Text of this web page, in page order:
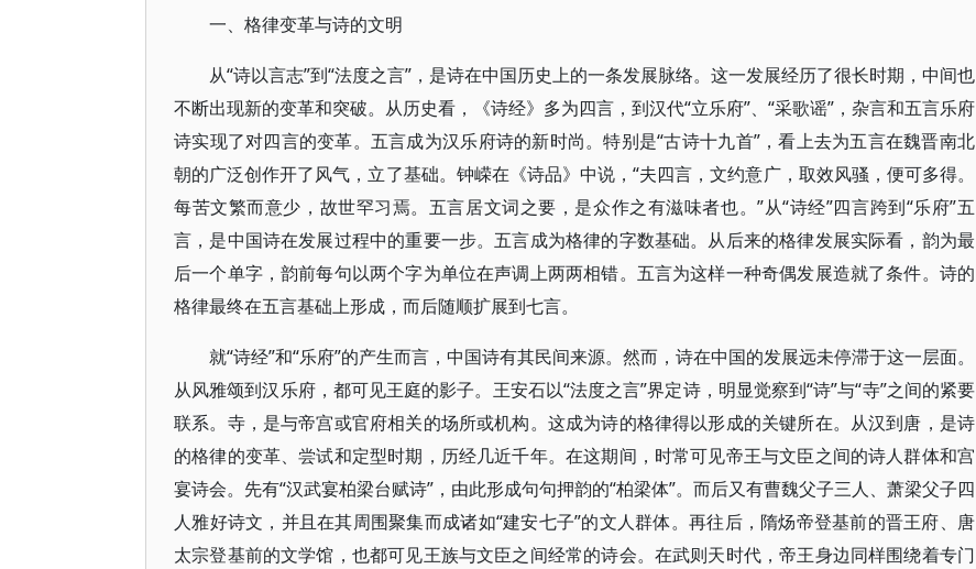
一、格律变革与诗的文明
从“诗以言志”到“法度之言”，是诗在中国历史上的一条发展脉络。这一发展经历了很长时期，中间也
不断出现新的变革和突破。从历史看，《诗经》多为四言，到汉代“立乐府”、“采歌谣”，杂言和五言乐府
诗实现了对四言的变革。五言成为汉乐府诗的新时尚。特别是“古诗十九首”，看上去为五言在魏晋南北
朝的广泛创作开了风气，立了基础。钟嵘在《诗品》中说，“夫四言，文约意广，取效风骚，便可多得。
每苦文繁而意少，故世罕习焉。五言居文词之要，是众作之有滋味者也。”从“诗经”四言跨到“乐府”五
言，是中国诗在发展过程中的重要一步。五言成为格律的字数基础。从后来的格律发展实际看，韵为最
后一个单字，韵前每句以两个字为单位在声调上两两相错。五言为这样一种奇偶发展造就了条件。诗的
格律最终在五言基础上形成，而后随顺扩展到七言。
就“诗经”和“乐府”的产生而言，中国诗有其民间来源。然而，诗在中国的发展远未停滞于这一层面。
从风雅颂到汉乐府，都可见王庭的影子。王安石以“法度之言”界定诗，明显觉察到“诗”与“寺”之间的紧要
联系。寺，是与帝宫或官府相关的场所或机构。这成为诗的格律得以形成的关键所在。从汉到唐，是诗
的格律的变革、尝试和定型时期，历经几近千年。在这期间，时常可见帝王与文臣之间的诗人群体和宫
宴诗会。先有“汉武宴柏梁台赋诗”，由此形成句句押韵的“柏梁体”。而后又有曹魏父子三人、萧梁父子四
人雅好诗文，并且在其周围聚集而成诸如“建安七子”的文人群体。再往后，隋炀帝登基前的晋王府、唐
太宗登基前的文学馆，也都可见王族与文臣之间经常的诗会。在武则天时代，帝王身边同样围绕着专门